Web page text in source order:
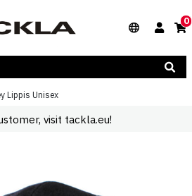
0
Lippis Unisex
visit tackla.eu!